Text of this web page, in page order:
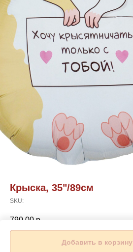
Крыска, 35"/89см
SKU:
790,00 р.
Добавить в корзину